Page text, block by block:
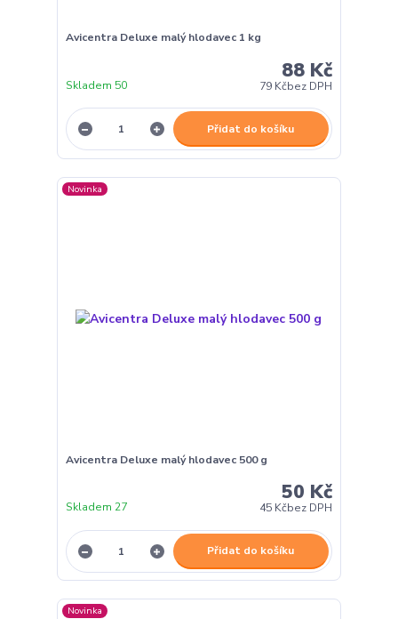
Avicentra Deluxe malý hlodavec 1 kg
88 Kč
79 Kčbez DPH
Skladem 50
Přidat do košíku
Novinka
Avicentra Deluxe malý hlodavec 500 g
50 Kč
45 Kčbez DPH
Skladem 27
Přidat do košíku
Novinka